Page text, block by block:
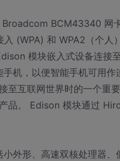
BCM43340 网
(WPA) 和 WPA2（个人
模块嵌入式设备连接
机，以便智能手机可用作
至互联网世界时的一个重
品。 Edison 模块通过
外形、高速双核处理器